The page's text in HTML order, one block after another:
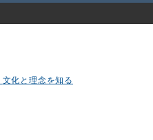
文化と理念を知る